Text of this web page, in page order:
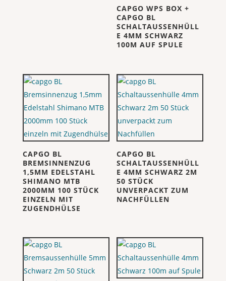
CAPGO WPS BOX +
CAPGO BL
SCHALTAUSSENHÜLL
E 4MM SCHWARZ
100M AUF SPULE
CAPGO BL
BREMSINNENZUG
1,5MM EDELSTAHL
SHIMANO MTB
2000MM 100 STÜCK
EINZELN MIT
ZUGENDHÜLSE
CAPGO BL
SCHALTAUSSENHÜLL
E 4MM SCHWARZ 2M
50 STÜCK
UNVERPACKT ZUM
NACHFÜLLEN